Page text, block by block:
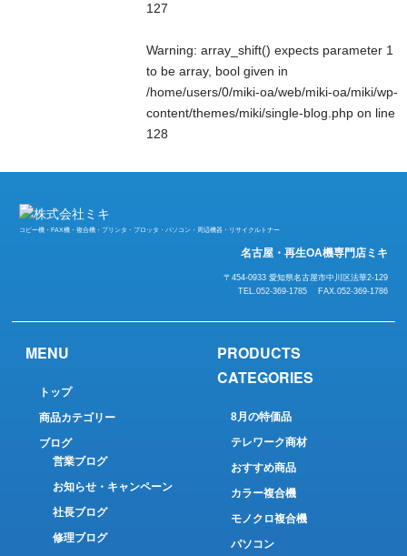
127
Warning: array_shift() expects parameter 1
to be array, bool given in
/home/users/0/miki-oa/web/miki-oa/miki/wp-
content/themes/miki/single-blog.php on line
128
コピー機・FAX機・複合機・プリンタ・プロッタ・パソコン・周辺機器・リサイクルトナー
名古屋・再生OA機専門店ミキ
〒454-0933 愛知県名古屋市中川区法華2-129
TEL.052-369-1785 FAX.052-369-1786
MENU
トップ
商品カテゴリー
ブログ
営業ブログ
お知らせ・キャンペーン
社長ブログ
修理ブログ
PRODUCTS
CATEGORIES
8月の特価品
テレワーク商材
おすすめ商品
カラー複合機
モノクロ複合機
パソコン